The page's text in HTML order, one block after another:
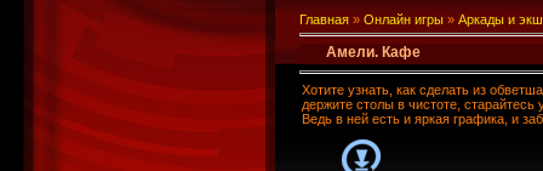
Главная » Онлайн игры » Аркады и
Амели. Кафе
Хотите узнать, как сделать из
держите столы в чистоте,
Ведь в ней есть и яркая графика, и